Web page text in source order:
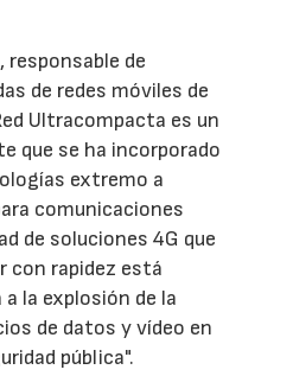
de
de redes móviles de
Ultracompacta es un
que se ha incorporado
extremo a
comunicaciones
de soluciones 4G que
con rapidez está
la explosión de la
de datos y vídeo en
pública".